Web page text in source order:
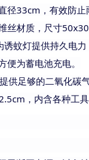
径33cm，有效防止
丝材质，尺寸
蚊灯提供持久电力
便为蓄电池充电。
供足够的二氧化碳
，内含各种工